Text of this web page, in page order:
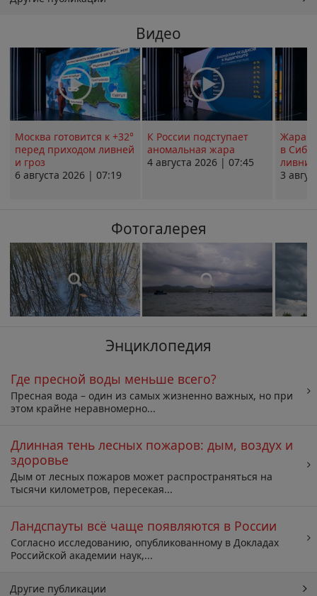
Видео
Москва готовится к +32°
перед приходом ливней
и гроз
6 августа 2026 | 07:19
К России подступает
аномальная жара
4 августа 2026 | 07:45
Жара в
в
ливни
3
Фотогалерея
Энциклопедия
Где пресной воды меньше всего?
Пресная вода – один из самых жизненно важных, но при
этом крайне неравномерно...
Длинная тень лесных пожаров: дым, воздух и
здоровье
Дым от лесных пожаров может распространяться на
тысячи километров, пересекая...
Ландспауты всё чаще появляются в России
Согласно исследованию, опубликованному в Докладах
Российской академии наук,...
Другие публикации